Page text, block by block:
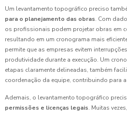
Um levantamento topográfico preciso
para o planejamento das obras. Com
os profissionais podem projetar obras em
resultando em um cronograma mais
permite que as empresas evitem
produtividade durante a execução. Um
etapas claramente delineadas, também
coordenação da equipe, contribuindo para
Ademais, o levantamento topográfico
permissões e licenças legais. Muitas